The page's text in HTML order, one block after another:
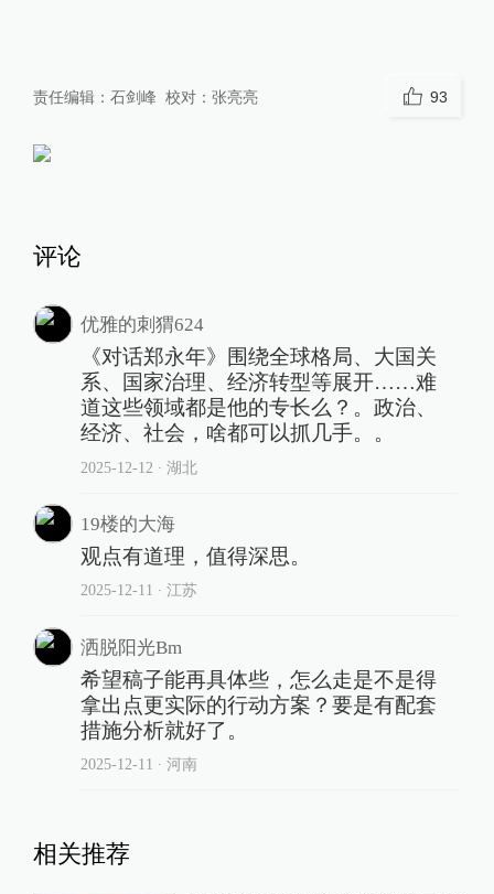
责任编辑： 石剑峰 校对： 张亮亮 93
评论
优雅的刺猬624
《对话郑永年》围绕全球格局、大国关
系、国家治理、经济转型等展开……难
道这些领域都是他的专长么？。政治、
经济、社会，啥都可以抓几手。。
2025-12-12 ∙ 湖北
19楼的大海
观点有道理，值得深思。
2025-12-11 ∙ 江苏
洒脱阳光Bm
希望稿子能再具体些，怎么走是不是得
拿出点更实际的行动方案？要是有配套
措施分析就好了。
2025-12-11 ∙ 河南
相关推荐